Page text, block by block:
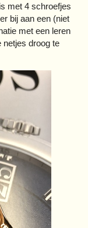
met 4 schroefjes
bij aan een (niet
met een leren
netjes droog te